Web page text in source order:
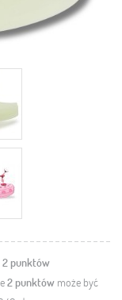
2punktów
2punktów może być